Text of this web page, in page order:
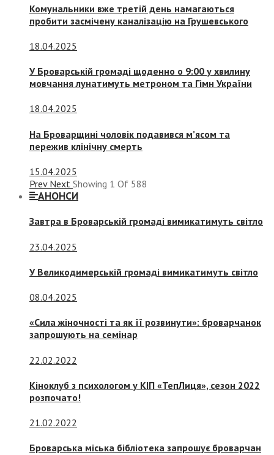
Комунальники вже третій день намагаються
пробити засмічену каналізацію на Грушевського
18.04.2025
У Броварській громаді щоденно о 9:00 у хвилину
мовчання лунатимуть метроном та Гімн України
18.04.2025
На Броварщині чоловік подавився м’ясом та
пережив клінічну смерть
15.04.2025
Prev Next Showing 1 Of 588
АНОНСИ
Завтра в Броварській громаді вимикатимуть світло
23.04.2025
У Великодимерській громаді вимикатимуть світло
08.04.2025
«Сила жіночності та як її розвинути»: броварчанок
запрошують на семінар
22.02.2022
Кіноклуб з психологом у КІП «ТепЛиця», сезон 2022
розпочато!
21.02.2022
Броварська міська бібліотека запрошує броварчан